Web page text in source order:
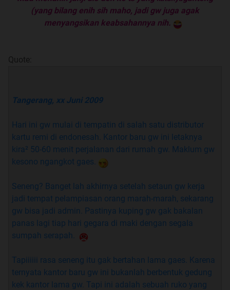
belatungan macem TS cerita mistis yang udeh-udeh di
SFTH. Coba kasih gue sini link cermis KKN di mari yang
udeh tamat. Kaga ada kan? Eneg kan lu pasti? Sama gays,
F.A.Q
Quote:
Q: Ini cerita real apa fiksi?
A: 40% bohong, 61% efek kebanyakan nyabu
Q: No pic = fitnah!!!
A: Gue ada'nye mp4. Lu pade demen blonde? Ikeh
Q: Cerita'nya kaya dibuat-buat, nyet?
(yang bilang enih sih maho, jadi gw juga agak
menyangsikan keabsahannya nih.
Quote:
Tangerang, xx Juni 2009
Hari ini gw mulai di tempatin di salah satu distributor
kartu remi di endonesah. Kantor baru gw ini letaknya
kira² 50-60 menit perjalanan dari rumah gw. Maklum gw
kesono ngangkot gaes.
Seneng? Banget lah akhirnya setelah setaun gw kerja
jadi tempat pelampiasan orang marah-marah, sekarang
gw bisa jadi admin. Pastinya kuping gw gak bakalan
panas lagi tiap hari gegara di maki dengan segala
sumpah serapah.
Tapiiiiii rasa seneng itu gak bertahan lama gaes. Karena
ternyata kantor baru gw ini bukanlah berbentuk gedung
kek kantor lama gw. Tapi ini adalah sebuah ruko yang